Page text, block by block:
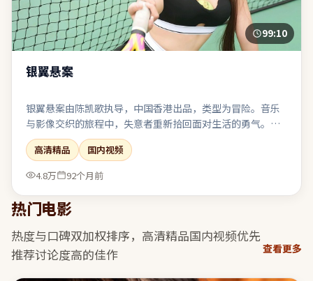
99:10
银翼悬案
银翼悬案由陈凯歌执导，中国香港出品，类型为冒险。音乐
与影像交织的旅程中，失意者重新拾回面对生活的勇气。反
派并非脸谱化恶魔，其选择背后有可被理解却不可被原谅的
逻辑。对同类题材感到疲劳的观众，仍可能因其视角差异而
获得新鲜感。
高清精品
国内视频
4.8万
92个月前
热门电影
热度与口碑双加权排序， 高清精品国内视频优先
推荐讨论度高的佳作
查看更多